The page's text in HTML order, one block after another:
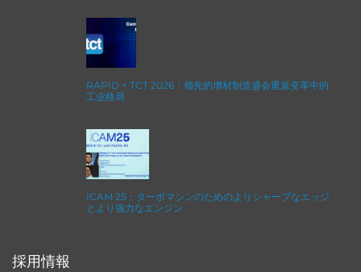
RAPID + TCT 2026：领先的增材制造盛会重返变革中的
工业格局
ICAM 25：ターボマシンのためのよりシャープなエッジ
とより強力なエンジン
採用情報